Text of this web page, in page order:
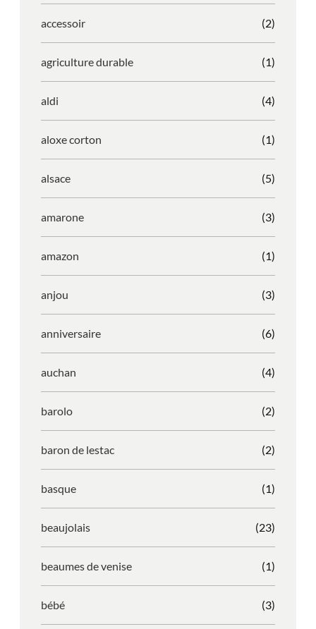
accessoir (2)
agriculture durable (1)
aldi (4)
aloxe corton (1)
alsace (5)
amarone (3)
amazon (1)
anjou (3)
anniversaire (6)
auchan (4)
barolo (2)
baron de lestac (2)
basque (1)
beaujolais (23)
beaumes de venise (1)
bébé (3)